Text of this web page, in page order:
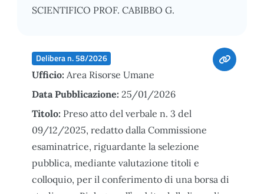
SCIENTIFICO PROF. CABIBBO G.
Delibera n. 58/2026
Ufficio: Area Risorse Umane
Data Pubblicazione: 25/01/2026
Titolo: Preso atto del verbale n. 3 del
09/12/2025, redatto dalla Commissione
esaminatrice, riguardante la selezione
pubblica, mediante valutazione titoli e
colloquio, per il conferimento di una borsa di